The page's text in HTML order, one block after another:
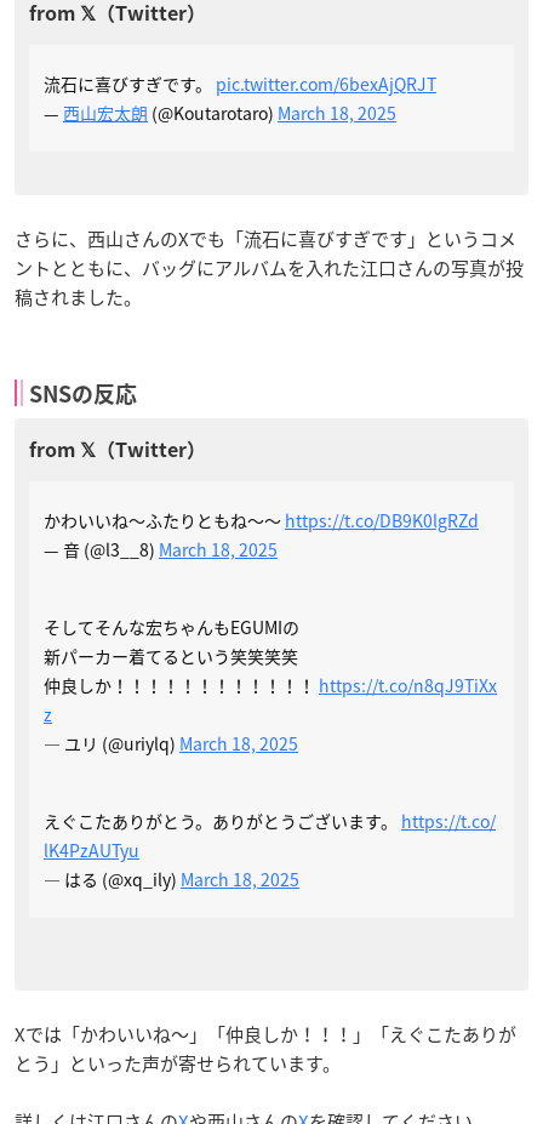
流石に喜びすぎです。 pic.twitter.com/6bexAjQRJT
— 西山宏太朗 (@Koutarotaro) March 18, 2025
さらに、西山さんのXでも「流石に喜びすぎです」というコメ
ントとともに、バッグにアルバムを入れた江口さんの写真が投
稿されました。
SNSの反応
かわいいね〜ふたりともね〜〜 https://t.co/DB9K0lgRZd
— 音 (@l3__8) March 18, 2025
そしてそんな宏ちゃんもEGUMIの
新パーカー着てるという笑笑笑笑
仲良しか！！！！！！！！！！！！ https://t.co/n8qJ9TiXx
z
— ユリ (@uriylq) March 18, 2025
えぐこたありがとう。ありがとうございます。 https://t.co/
lK4PzAUTyu
— はる (@xq_ily) March 18, 2025
Xでは「かわいいね〜」「仲良しか！！！」「えぐこたありが
とう」といった声が寄せられています。